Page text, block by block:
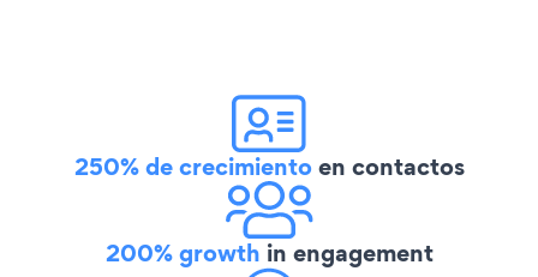
250% de crecimientoen contactos
200% growth in engagement